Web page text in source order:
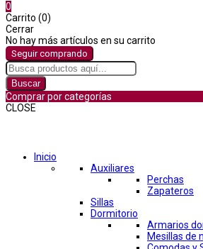
0
Carrito (0)
Cerrar
No hay más artículos en su carrito
Seguir comprando
Buscar
Comprar por categorías
CLOSE
Inicio
Auxiliares
Perchas
Zapateros
Sillas
Dormitorio
Armarios
Mesillas de